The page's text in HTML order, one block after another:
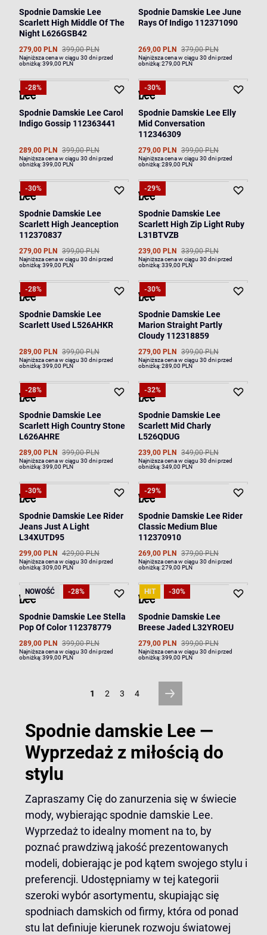
Spodnie Damskie Lee
Scarlett High Middle Of The
Night L626GSB42
279,00 PLN 399,00 PLN
Najniższa cena w ciągu 30 dni przed
obniżką:399,00 PLN
Spodnie Damskie Lee June
Rays Of Indigo 112371090
269,00 PLN 379,00 PLN
Najniższa cena w ciągu 30 dni przed
obniżką:279,00 PLN
-28%
Spodnie Damskie Lee Carol
Indigo Gossip 112363441
289,00 PLN 399,00 PLN
Najniższa cena w ciągu 30 dni przed
obniżką:399,00 PLN
-30%
Spodnie Damskie Lee Elly
Mid Conversation
112346309
279,00 PLN 399,00 PLN
Najniższa cena w ciągu 30 dni przed
obniżką:289,00 PLN
-30%
Spodnie Damskie Lee
Scarlett High Jeanception
112370837
279,00 PLN 399,00 PLN
Najniższa cena w ciągu 30 dni przed
obniżką:399,00 PLN
-29%
Spodnie Damskie Lee
Scarlett High Zip Light Ruby
L31BTVZB
239,00 PLN 339,00 PLN
Najniższa cena w ciągu 30 dni przed
obniżką:339,00 PLN
-28%
Spodnie Damskie Lee
Scarlett Used L526AHKR
289,00 PLN 399,00 PLN
Najniższa cena w ciągu 30 dni przed
obniżką:399,00 PLN
-30%
Spodnie Damskie Lee
Marion Straight Partly
Cloudy 112318859
279,00 PLN 399,00 PLN
Najniższa cena w ciągu 30 dni przed
obniżką:289,00 PLN
-28%
Spodnie Damskie Lee
Scarlett High Country Stone
L626AHRE
289,00 PLN 399,00 PLN
Najniższa cena w ciągu 30 dni przed
obniżką:399,00 PLN
-32%
Spodnie Damskie Lee
Scarlett Mid Charly
L526QDUG
239,00 PLN 349,00 PLN
Najniższa cena w ciągu 30 dni przed
obniżką:349,00 PLN
-30%
Spodnie Damskie Lee Rider
Jeans Just A Light
L34XUTD95
299,00 PLN 429,00 PLN
Najniższa cena w ciągu 30 dni przed
obniżką:309,00 PLN
-29%
Spodnie Damskie Lee Rider
Classic Medium Blue
112370910
269,00 PLN 379,00 PLN
Najniższa cena w ciągu 30 dni przed
obniżką:279,00 PLN
NOWOŚĆ -28%
Spodnie Damskie Lee Stella
Pop Of Color 112378779
289,00 PLN 399,00 PLN
Najniższa cena w ciągu 30 dni przed
obniżką:399,00 PLN
HIT -30%
Spodnie Damskie Lee
Breese Jaded L32YROEU
279,00 PLN 399,00 PLN
Najniższa cena w ciągu 30 dni przed
obniżką:399,00 PLN
1 2 3 4
Spodnie damskie Lee —
Wyprzedaż z miłością do
stylu
Zapraszamy Cię do zanurzenia się w świecie
mody, wybierając spodnie damskie Lee.
Wyprzedaż to idealny moment na to, by
poznać prawdziwą jakość prezentowanych
modeli, dobierając je pod kątem swojego stylu i
preferencji. Udostępniamy w tej kategorii
szeroki wybór asortymentu, skupiając się
spodniach damskich od firmy, która od ponad
stu lat definiuje kierunek rozwoju światowej